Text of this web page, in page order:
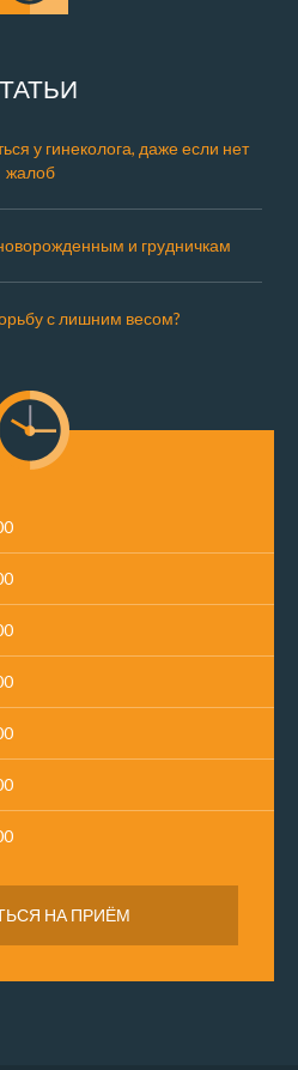
у гинеколога, даже если нет
жалоб
и грудничкам
с лишним весом?
НА ПРИЁМ